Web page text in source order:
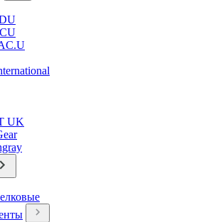
UK